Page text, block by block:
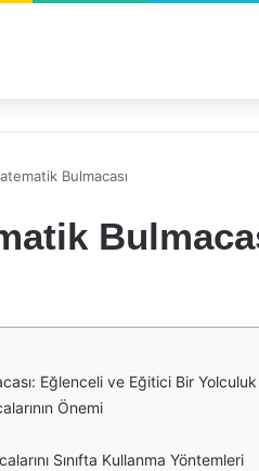
Bulmacası
Eğlenceli ve Eğitici Bir Yolculuk
Önemi
Sınıfta Kullanma Yöntemleri